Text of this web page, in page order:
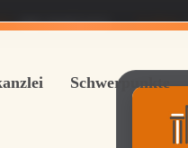
069 264922422 E-Mail :
Schwerpunkte